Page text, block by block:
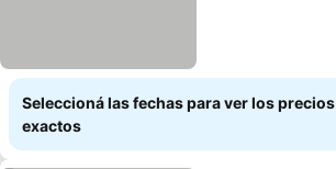
Seleccioná las fechas para ver los precios
exactos